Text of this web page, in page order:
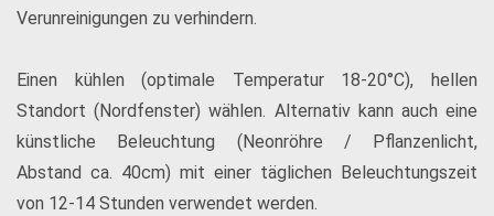
Verunreinigungen zu verhindern.
Einen kühlen (optimale Temperatur 18-20°C), hellen
Standort (Nordfenster) wählen. Alternativ kann auch eine
künstliche Beleuchtung (Neonröhre / Pflanzenlicht,
Abstand ca. 40cm) mit einer täglichen Beleuchtungszeit
von 12-14 Stunden verwendet werden.